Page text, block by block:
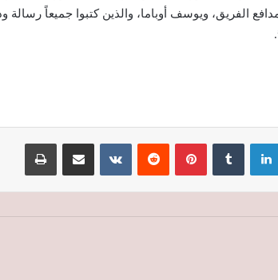
الفريق، ويوسف أوباما، والذين كتبوا جميعاً رسالة
لينكدإن بينتيريست
طرابزون سبور
لمدة موسمين